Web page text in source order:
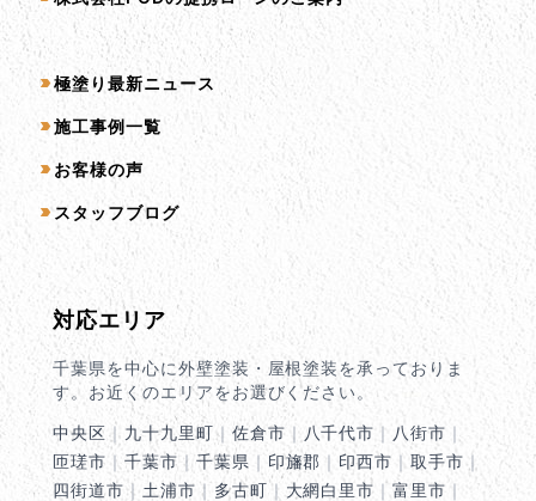
コンテンツ一覧
極塗り最新ニュース
施工事例一覧
お客様の声
スタッフブログ
対応エリア
千葉県を中心に外壁塗装・屋根塗装を承っておりま
す。お近くのエリアをお選びください。
中央区｜ 九十九里町｜ 佐倉市 ｜ 八千代市 ｜ 八街市 ｜
匝瑳市 ｜ 千葉市 ｜ 千葉県 ｜ 印旛郡 ｜ 印西市 ｜取手市｜
四街道市｜ 土浦市 ｜多古町 ｜ 大網白里市 ｜富里市 ｜